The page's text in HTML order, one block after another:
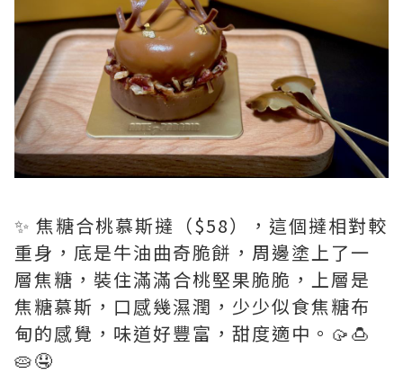
✨ 焦糖合桃慕斯撻（$58），這個撻相對較
重身，底是牛油曲奇脆餅，周邊塗上了一
層焦糖，裝住滿滿合桃堅果脆脆，上層是
焦糖慕斯，口感幾濕潤，少少似食焦糖布
甸的感覺，味道好豐富，甜度適中。🥠🍮
🥧🤤